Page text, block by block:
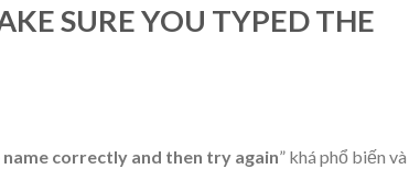
SURE YOU TYPED THE
correctly and then try again” khá phổ biến